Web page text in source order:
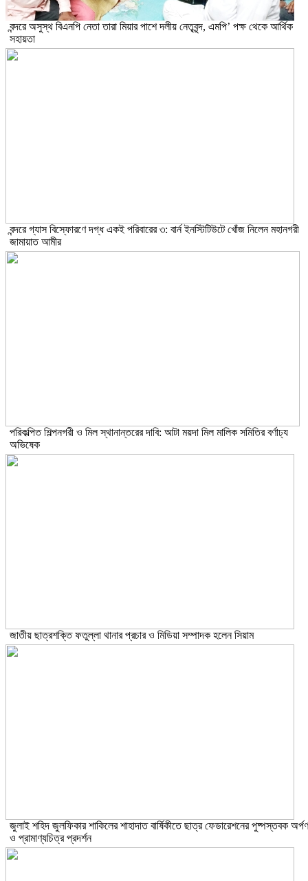
বন্দরে অসুস্থ বিএনপি নেতা তারা মিয়ার পাশে দলীয় নেতৃবৃন্দ, এমপি’ পক্ষ থেকে আর্থিক
সহায়তা
বন্দরে গ্যাস বিস্ফোরণে দগ্ধ একই পরিবারের ৩: বার্ন ইনস্টিটিউটে খোঁজ নিলেন মহানগরী
জামায়াত আমীর
পরিকল্পিত শিল্পনগরী ও মিল স্থানান্তরের দাবি: আটা ময়দা মিল মালিক সমিতির বর্ণাঢ্য
অভিষেক
জাতীয় ছাত্রশক্তি ফতুল্লা থানার প্রচার ও মিডিয়া সম্পাদক হলেন সিয়াম
​জুলাই শহিদ জুলফিকার শাকিলের শাহাদাত বার্ষিকীতে ছাত্র ফেডারেশনের পুষ্পস্তবক অর্পণ
ও প্রামাণ্যচিত্র প্রদর্শন